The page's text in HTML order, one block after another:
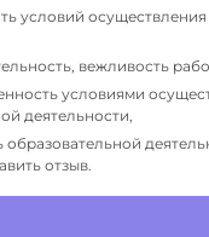
условий
вежливость
условиями
деятельности,
образовательной
отзыв.